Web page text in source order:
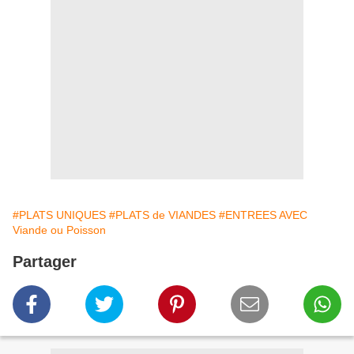
#PLATS UNIQUES #PLATS de VIANDES #ENTREES AVEC
Viande ou Poisson
Partager